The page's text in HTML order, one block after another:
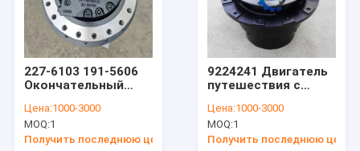
227-6103 191-5606
Окончательный
330C 330CL 330CFM
330D 330D2
Цена:1000-3000
MOQ:1
Получить последнюю цену
9224241 Двигатель
путешествия с
Цена:1000-3000
MOQ:1
Получить последнюю цену